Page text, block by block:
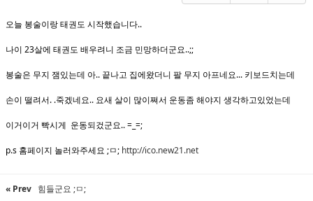
오늘 봉술이랑 태권도 시작했습니다..
나이 23살에 태권도 배우려니 조금 민망하더군요..;;
봉술은 무지 잼있는데 아.. 끝나고 집에왔더니 팔 무지 아프네요... 키보드치는데
손이 떨려서. .죽겠네요.. 요새 살이 많이쪄서 운동좀 해야지 생각하고있었는데
이거이거 빡시게 운동되겄군요.. =_=;
p.s 홈페이지 놀러와주세요 ;ㅁ; http://ico.new21.net
« Prev 힘들군요 ;ㅁ;